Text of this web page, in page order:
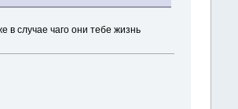
в случае чаго они тебе жизнь